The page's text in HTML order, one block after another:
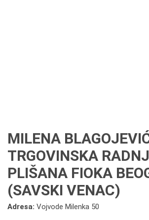
MILENA
TRGOVINSKA
PLIŠANA FIOKA
(SAVSKI VENAC)
Adresa: Vojvode Milenka 50